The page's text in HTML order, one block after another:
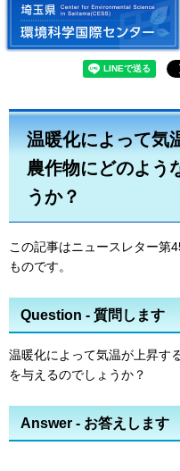
埼玉県 環境科学国際センター
温暖化によって気
農作物にどのよう
うか？
この記事はニュースレター第
ものです。
Question - 質問します
温暖化によって気温が上昇す
を与えるのでしょうか？
Answer - お答えします